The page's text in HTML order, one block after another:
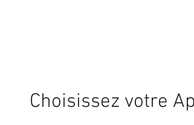
Choisissez votre